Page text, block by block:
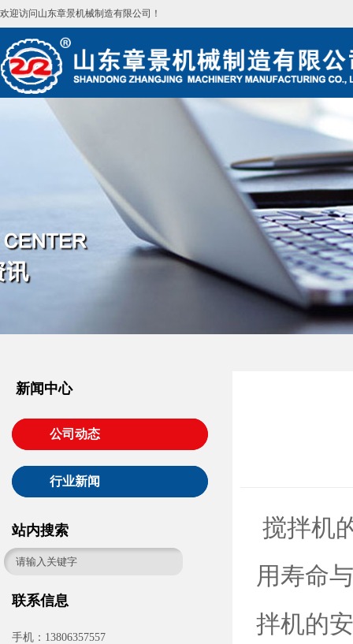
欢迎访问山东章景机械制造有限公司！
新闻中心
公司动态
行业新闻
站内搜索
联系信息
手机：13806357557
搅拌机
用寿命
拌机的